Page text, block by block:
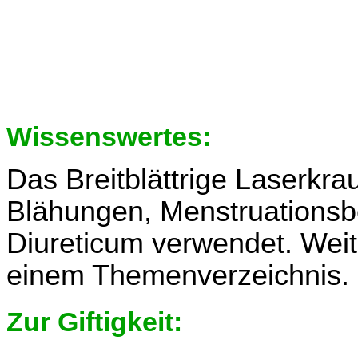
Wissenswertes:
Das Breitblättrige
Blähungen,
Diureticum verwendet.
einem Themenverzeichnis.
Zur Giftigkeit: